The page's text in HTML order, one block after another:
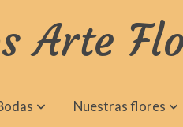
Arte
Nuestras flores